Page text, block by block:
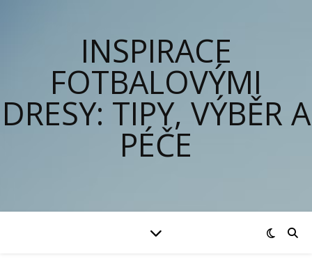
INSPIRACE
FOTBALOVÝMI
DRESY: TIPY, VÝBĚR A
PÉČE